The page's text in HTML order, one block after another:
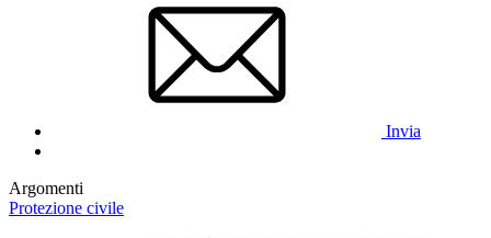
Invia
Argomenti
Protezione civile